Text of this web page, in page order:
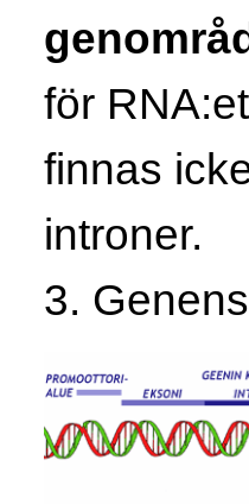
för
finnas
introner.
3.